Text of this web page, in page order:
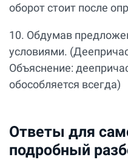
оборот стоит после
10. Обдумав
условиями.
Объяснение:
обособляется всегда)
Ответы для
подробный